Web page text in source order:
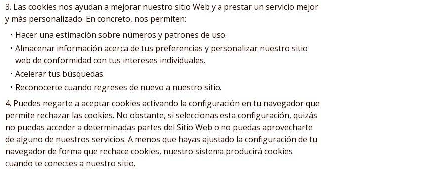
Las cookies nos ayudan a mejorar nuestro sitio Web y a prestar un servicio mejor
y más personalizado. En concreto, nos permiten:
Hacer una estimación sobre números y patrones de uso.
Almacenar información acerca de tus preferencias y personalizar nuestro sitio
web de conformidad con tus intereses individuales.
Acelerar tus búsquedas.
Reconocerte cuando regreses de nuevo a nuestro sitio.
Puedes negarte a aceptar cookies activando la configuración en tu navegador que
permite rechazar las cookies. No obstante, si seleccionas esta configuración, quizás
no puedas acceder a determinadas partes del Sitio Web o no puedas aprovecharte
de alguno de nuestros servicios. A menos que hayas ajustado la configuración de tu
navegador de forma que rechace cookies, nuestro sistema producirá cookies
cuando te conectes a nuestro sitio.